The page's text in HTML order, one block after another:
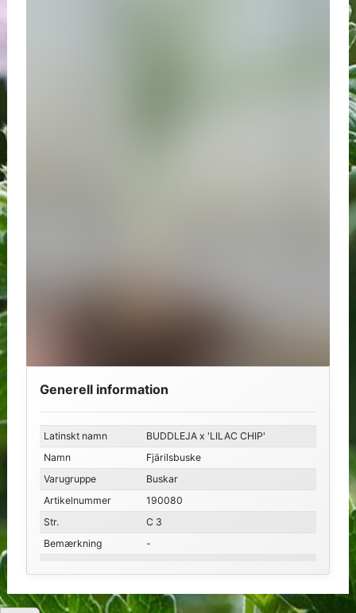
Generell information
Latinskt namn
BUDDLEJA x 'LILAC CHIP'
Namn
Fjärilsbuske
Varugruppe
Buskar
Artikelnummer
190080
Str.
C 3
Bemærkning
-